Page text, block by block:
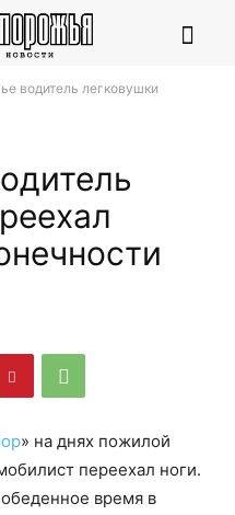
водитель легковушки
» на днях пожилой
переехал ноги.
время в